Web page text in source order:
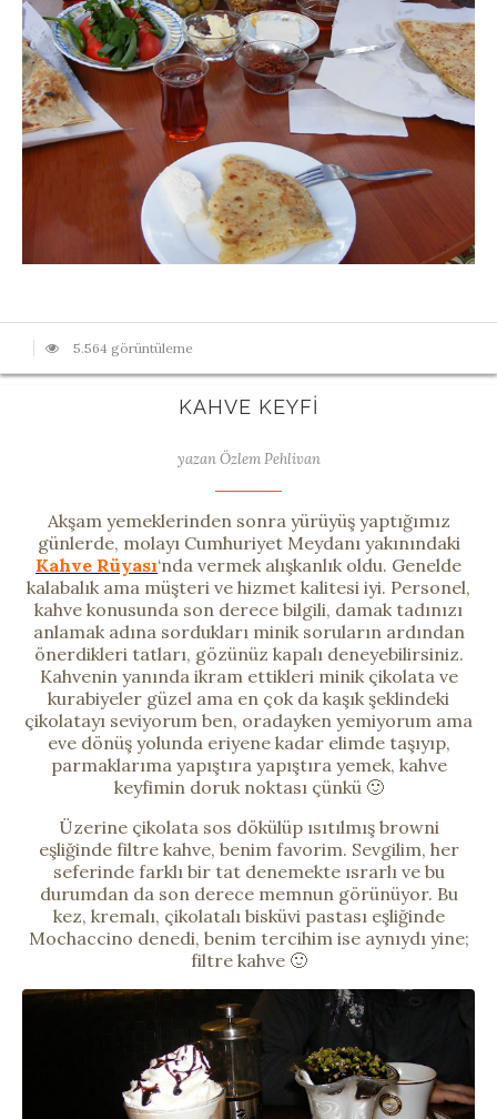
5.564 görüntüleme
KAHVE KEYFI
yazan Özlem Pehlivan
Akşam yemeklerinden sonra yürüyüş yaptığımız
günlerde, molayı Cumhuriyet Meydanı yakınındaki
Kahve Rüyası‘nda vermek alışkanlık oldu. Genelde
kalabalık ama müşteri ve hizmet kalitesi iyi. Personel,
kahve konusunda son derece bilgili, damak tadınızı
anlamak adına sordukları minik soruların ardından
önerdikleri tatları, gözünüz kapalı deneyebilirsiniz.
Kahvenin yanında ikram ettikleri minik çikolata ve
kurabiyeler güzel ama en çok da kaşık şeklindeki
çikolatayı seviyorum ben, oradayken yemiyorum ama
eve dönüş yolunda eriyene kadar elimde taşıyıp,
parmaklarıma yapıştıra yapıştıra yemek, kahve
keyfimin doruk noktası çünkü 🙂
Üzerine çikolata sos dökülüp ısıtılmış browni
eşliğinde filtre kahve, benim favorim. Sevgilim, her
seferinde farklı bir tat denemekte ısrarlı ve bu
durumdan da son derece memnun görünüyor. Bu
kez, kremalı, çikolatalı bisküvi pastası eşliğinde
Mochaccino denedi, benim tercihim ise aynıydı yine;
filtre kahve 🙂